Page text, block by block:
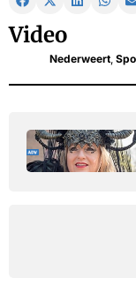
Video
Nederweert,